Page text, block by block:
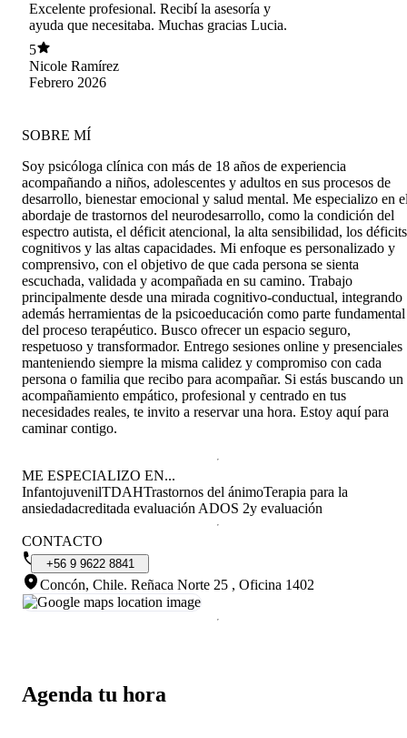
Excelente profesional. Recibí la asesoría y
ayuda que necesitaba. Muchas gracias Lucia.
5
Nicole Ramírez
Febrero 2026
Agenda tu hora
SOBRE MÍ
Soy psicóloga clínica con más de 18 años de experiencia
acompañando a niños, adolescentes y adultos en sus procesos de
desarrollo, bienestar emocional y salud mental. Me especializo en
abordaje de trastornos del neurodesarrollo, como la condición del
espectro autista, el déficit atencional, la alta sensibilidad, los déficits
cognitivos y las altas capacidades. Mi enfoque es personalizado y
comprensivo, con el objetivo de que cada persona se sienta
escuchada, validada y acompañada en su camino. Trabajo
principalmente desde una mirada cognitivo-conductual, integrando
además herramientas de la psicoeducación como parte fundamental
del proceso terapéutico. Busco ofrecer un espacio seguro,
respetuoso y transformador. Entrego sesiones online y presenciales
manteniendo siempre la misma calidez y compromiso con cada
persona o familia que recibo para acompañar. Si estás buscando un
acompañamiento empático, profesional y centrado en tus
necesidades reales, te invito a reservar una hora. Estoy aquí para
caminar contigo.
ME ESPECIALIZO EN...
InfantojuvenilTDAHTrastornos del ánimoTerapia para la
ansiedadacreditada evaluación ADOS 2y evaluación
CONTACTO
+56 9 9622 8841
Concón, Chile. Reñaca Norte 25 , Oficina 1402